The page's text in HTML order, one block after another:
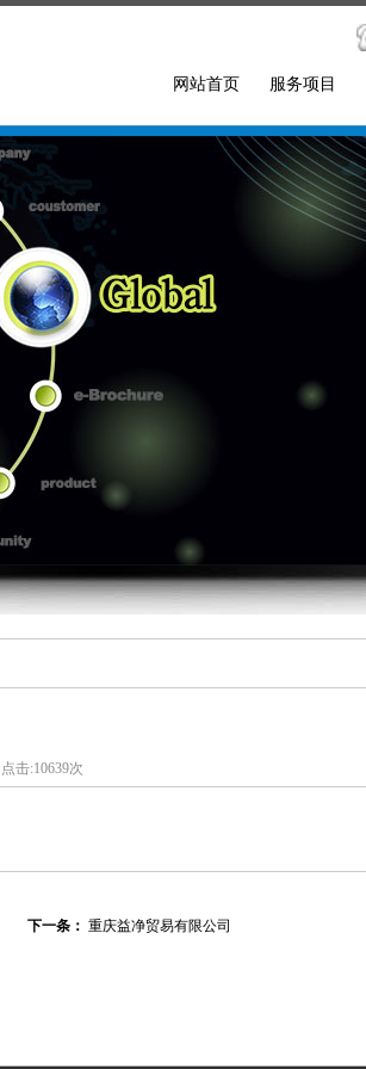
网站首页 服务项目
点击:10639次
下一条： 重庆益净贸易有限公司